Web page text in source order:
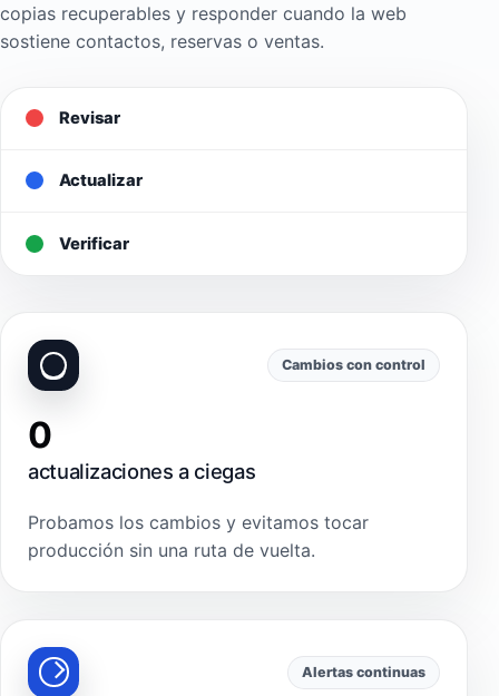
copias recuperables y responder cuando la web
sostiene contactos, reservas o ventas.
Revisar
Actualizar
Verificar
Cambios con control
0
actualizaciones a ciegas
Probamos los cambios y evitamos tocar
producción sin una ruta de vuelta.
Alertas continuas